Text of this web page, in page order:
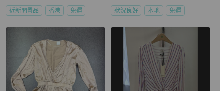
近新閒置品 香港 免運 狀況良好 本地 免運